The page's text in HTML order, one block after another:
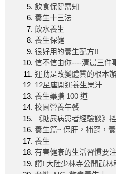
飲食保健需知
養生十三法
飲水養生
養生保健
很好用的養生配方!!
信不信由你----清晨三
運動是改變體質的根本
12星座開運養生果汁
養生藥膳 100 道
校園營養午餐
《糖尿病患者經驗談》
養生篇~ 保肝，補腎，
養生
有害健康的生活習慣要注
讚! 大陸少林寺公開武林